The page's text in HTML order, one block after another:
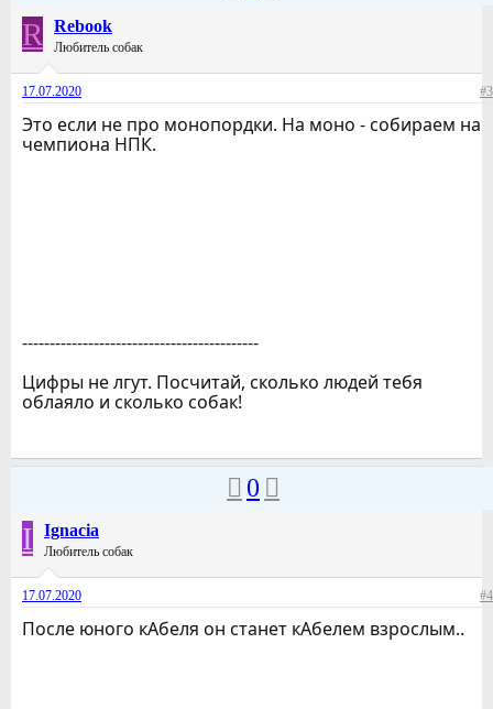
R Rebook
Любитель собак
17.07.2020 #3
Это если не про монопордки. На моно - собираем на
чемпиона НПК.
-------------------------------------------
Цифры не лгут. Посчитай, сколько людей тебя
облаяло и сколько собак!
0
I Ignacia
Любитель собак
17.07.2020 #4
После юного кАбеля он станет кАбелем взрослым..